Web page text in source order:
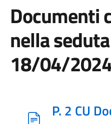
Documenti
nella seduta
18/04/
P. 2 CU